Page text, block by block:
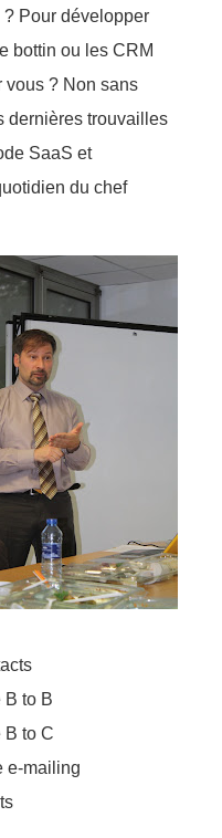
Pour développer
bottin ou les CRM
vous ? Non sans
dernières trouvailles
SaaS et
du chef
B to B
B to C
e-mailing